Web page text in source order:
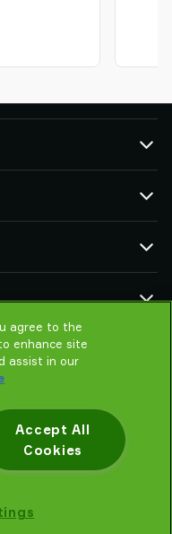
brazo (EOAT) para robots
en polvo y a granel
agree to the
enhance site
assist in our
Accept All
Cookies